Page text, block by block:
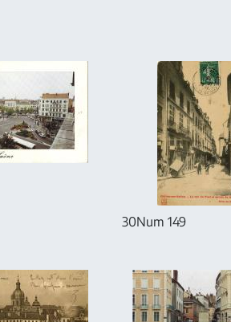
30Num 149